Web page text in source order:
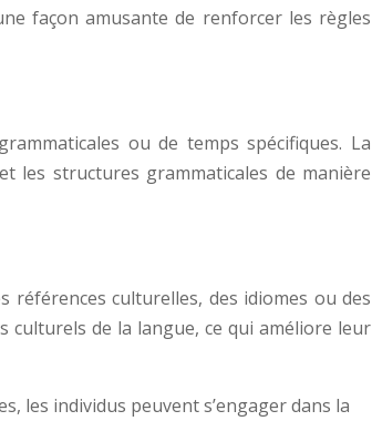
façon amusante de renforcer les règles
ou de temps spécifiques. La
les structures grammaticales de manière
références culturelles, des idiomes ou des
culturels de la langue, ce qui améliore leur
les individus peuvent s’engager dans la